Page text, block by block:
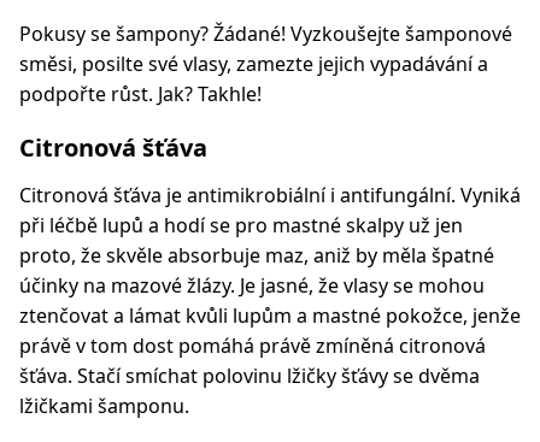
Pokusy se šampony? Žádané! Vyzkoušejte šamponové
směsi, posilte své vlasy, zamezte jejich vypadávání a
podpořte růst. Jak? Takhle!
Citronová šťáva
Citronová šťáva je antimikrobiální i antifungální. Vyniká
při léčbě lupů a hodí se pro mastné skalpy už jen
proto, že skvěle absorbuje maz, aniž by měla špatné
účinky na mazové žlázy. Je jasné, že vlasy se mohou
ztenčovat a lámat kvůli lupům a mastné pokožce, jenže
právě v tom dost pomáhá právě zmíněná citronová
šťáva. Stačí smíchat polovinu lžičky šťávy se dvěma
lžičkami šamponu.